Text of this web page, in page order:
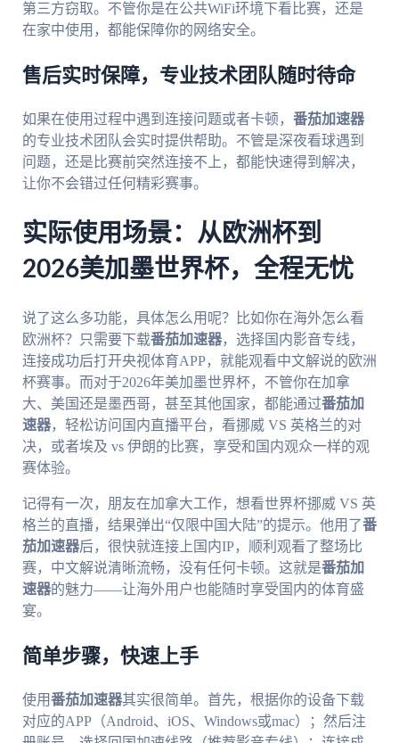
第三方窃取。不管你是在公共WiFi环境下看比赛，还是
在家中使用，都能保障你的网络安全。
售后实时保障，专业技术团队随时待命
如果在使用过程中遇到连接问题或者卡顿， 番茄加速器
的专业技术团队会实时提供帮助。不管是深夜看球遇到
问题，还是比赛前突然连接不上，都能快速得到解决，
让你不会错过任何精彩赛事。
实际使用场景：从欧洲杯到
2026美加墨世界杯，全程无忧
说了这么多功能，具体怎么用呢？比如你在海外怎么看
欧洲杯？只需要下载番茄加速器，选择国内影音专线，
连接成功后打开央视体育APP，就能观看中文解说的欧洲
杯赛事。而对于2026年美加墨世界杯，不管你在加拿
大、美国还是墨西哥，甚至其他国家，都能通过番茄加
速器，轻松访问国内直播平台，看挪威 VS 英格兰的对
决，或者埃及 vs 伊朗的比赛，享受和国内观众一样的观
赛体验。
记得有一次，朋友在加拿大工作，想看世界杯挪威 VS 英
格兰的直播，结果弹出“仅限中国大陆”的提示。他用了番
茄加速器后，很快就连接上国内IP，顺利观看了整场比
赛，中文解说清晰流畅，没有任何卡顿。这就是番茄加
速器的魅力——让海外用户也能随时享受国内的体育盛
宴。
简单步骤，快速上手
使用番茄加速器其实很简单。首先，根据你的设备下载
对应的APP（Android、iOS、Windows或mac）；然后注